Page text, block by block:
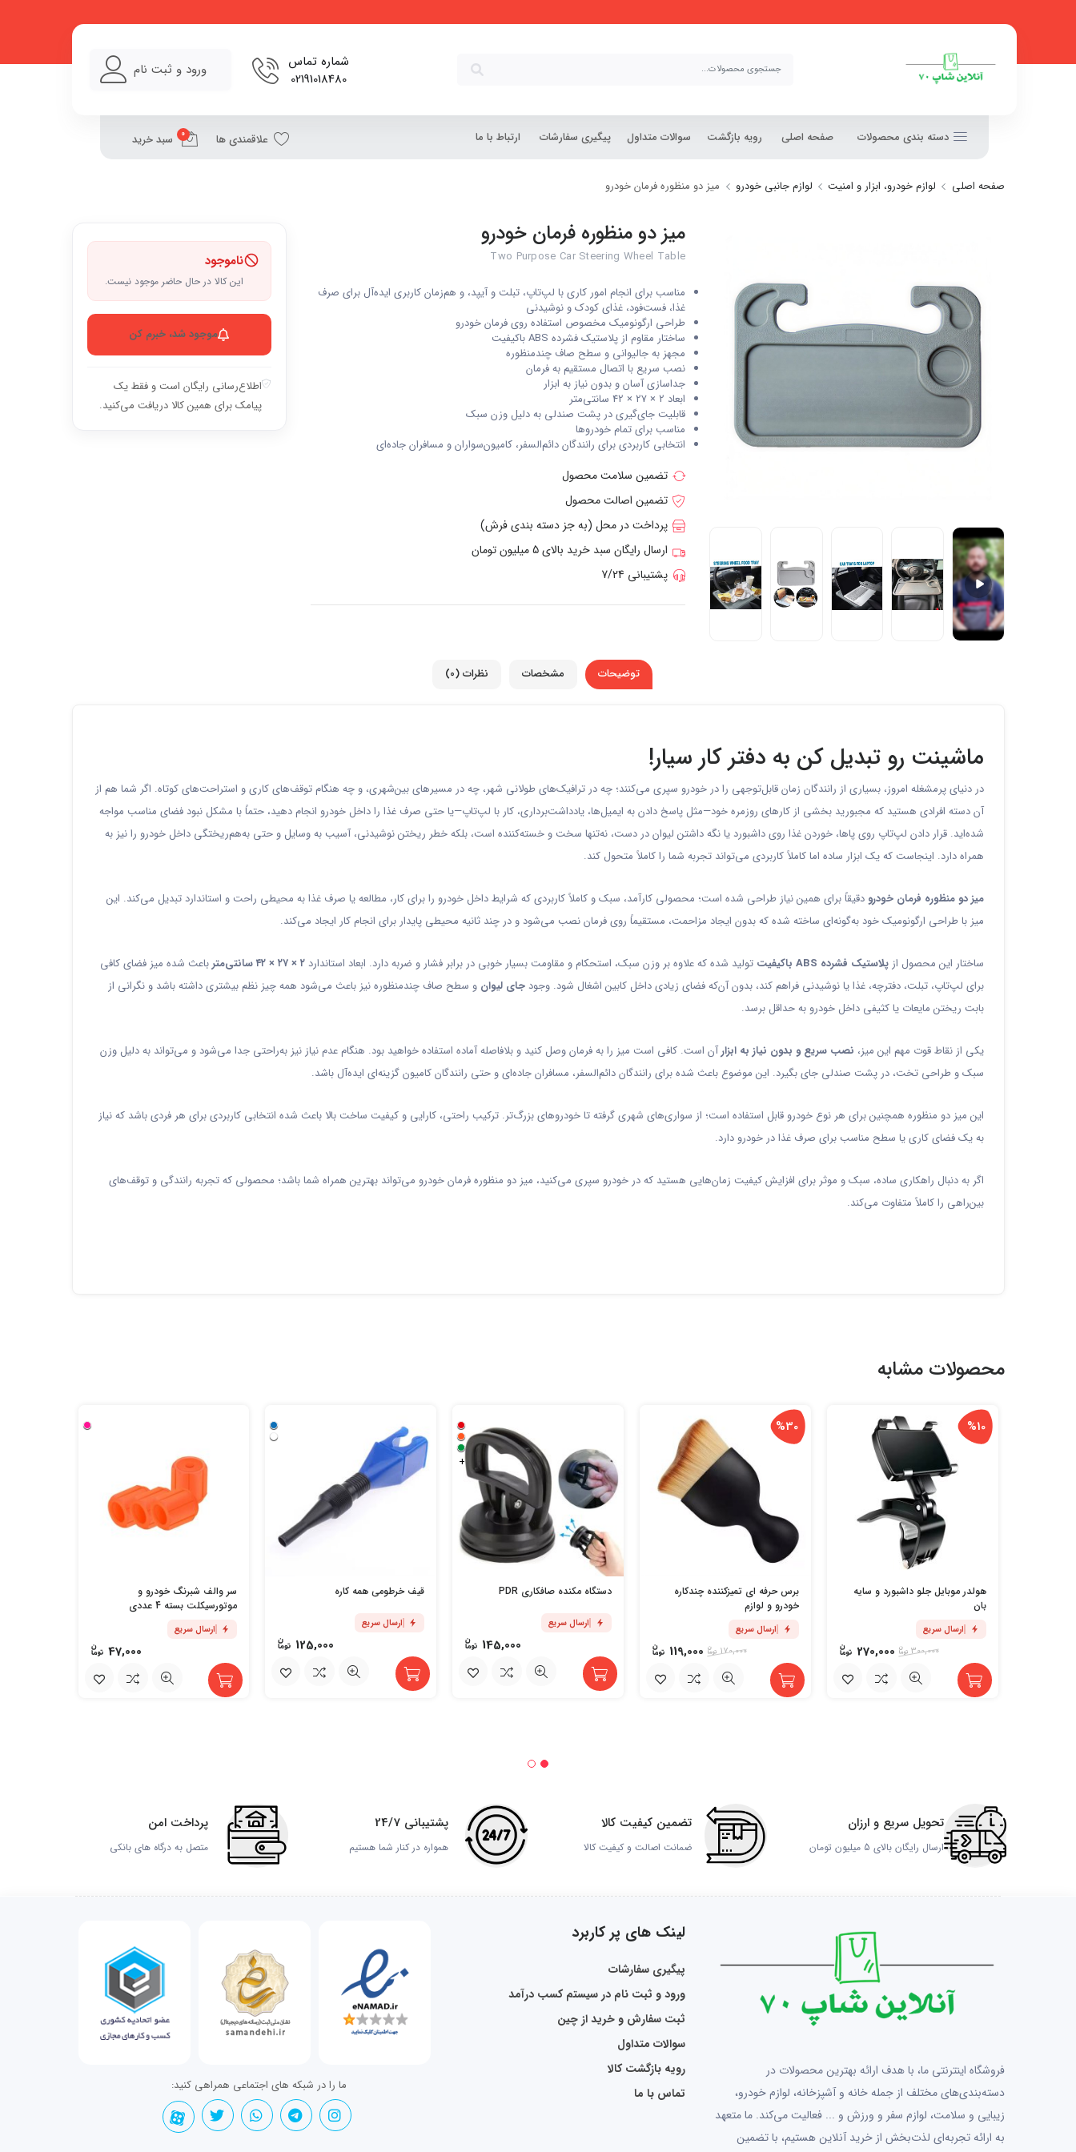
شماره تماس
02191018480
ورود و ثبت نام
دسته بندی محصولات صفحه اصلی رویه بازگشت سوالات متداول پیگیری سفارشات ارتباط با ما علاقمندی ها 0 سبد خرید
صفحه اصلی لوازم خودرو، ابزار و امنیت لوازم جانبی خودرو میز دو منظوره فرمان خودرو
میز دو منظوره فرمان خودرو
Two Purpose Car Steering Wheel Table
مناسب برای انجام امور کاری با لپ‌تاپ، تبلت و آیپد، و هم‌زمان کاربری ایده‌آل برای صرف
غذا، فست‌فود، غذای کودک و نوشیدنی
طراحی ارگونومیک مخصوص استفاده روی فرمان خودرو
ساختار مقاوم از پلاستیک فشرده ABS باکیفیت
مجهز به جالیوانی و سطح صاف چندمنظوره
نصب سریع با اتصال مستقیم به فرمان
جداسازی آسان و بدون نیاز به ابزار
ابعاد 2 × 27 × 42 سانتی‌متر
قابلیت جای‌گیری در پشت صندلی به دلیل وزن سبک
مناسب برای تمام خودروها
انتخابی کاربردی برای رانندگان دائم‌السفر، کامیون‌سواران و مسافران جاده‌ای
تضمین سلامت محصول
تضمین اصالت محصول
پرداخت در محل (به جز دسته بندی فرش)
ارسال رایگان سبد خرید بالای 5 میلیون تومان
پشتیبانی 7/24
ناموجود
این کالا در حال حاضر موجود نیست.
موجود شد، خبرم کن
اطلاع‌رسانی رایگان است و فقط یک
پیامک برای همین کالا دریافت می‌کنید.
توضیحات مشخصات نظرات (0)
ماشینت رو تبدیل کن به دفتر کار سیار!
در دنیای پرمشغله امروز، بسیاری از رانندگان زمان قابل‌توجهی را در خودرو سپری می‌کنند؛ چه در ترافیک‌های طولانی شهر، چه در مسیرهای بین‌شهری، و چه هنگام توقف‌های کاری و استراحت‌های کوتاه. اگر شما هم از
آن دسته افرادی هستید که مجبورید بخشی از کارهای روزمره خود—مثل پاسخ دادن به ایمیل‌ها، یادداشت‌برداری، کار با لپ‌تاپ—یا حتی صرف غذا را داخل خودرو انجام دهید، حتماً با مشکل نبود فضای مناسب مواجه
شده‌اید. قرار دادن لپ‌تاپ روی پاها، خوردن غذا روی داشبورد یا نگه داشتن لیوان در دست، نه‌تنها سخت و خسته‌کننده است، بلکه خطر ریختن نوشیدنی، آسیب به وسایل و حتی به‌هم‌ریختگی داخل خودرو را نیز به
همراه دارد. اینجاست که یک ابزار ساده اما کاملاً کاربردی می‌تواند تجربه شما را کاملاً متحول کند.
میز دو منظوره فرمان خودرودقیقاً برای همین نیاز طراحی شده است؛ محصولی کارآمد، سبک و کاملاً کاربردی که شرایط داخل خودرو را برای کار، مطالعه یا صرف غذا به محیطی راحت و استاندارد تبدیل می‌کند. این
میز با طراحی ارگونومیک خود به‌گونه‌ای ساخته شده که بدون ایجاد مزاحمت، مستقیماً روی فرمان نصب می‌شود و در چند ثانیه محیطی پایدار برای انجام کار ایجاد می‌کند.
ساختار این محصول ازپلاستیک فشرده ABS باکیفیت تولید شده که علاوه بر وزن سبک، استحکام و مقاومت بسیار خوبی در برابر فشار و ضربه دارد. ابعاد استاندارد۲ × ۲۷ × ۴۲ سانتی‌متر
باعث شده میز فضای کافی
برای لپ‌تاپ، تبلت، دفترچه، غذا یا نوشیدنی فراهم کند، بدون آن‌که فضای زیادی داخل کابین اشغال شود. وجودجای لیوان و سطح صاف چندمنظوره نیز باعث می‌شود همه چیز نظم بیشتری داشته باشد و نگرانی از
بابت ریختن مایعات یا کثیفی داخل خودرو به حداقل برسد.
یکی از نقاط قوت مهم این میز، نصب سریع و بدون نیاز به ابزارآن است. کافی است میز را به فرمان وصل کنید و بلافاصله آماده استفاده خواهید بود. هنگام عدم نیاز نیز به‌راحتی جدا می‌شود و می‌تواند به دلیل وزن
سبک و طراحی تخت، در پشت صندلی جای بگیرد. این موضوع باعث شده برای رانندگان دائم‌السفر، مسافران جاده‌ای و حتی رانندگان کامیون گزینه‌ای ایده‌آل باشد.
این میز دو منظوره همچنین برای هر نوع خودرو قابل استفاده است؛ از سواری‌های شهری گرفته تا خودروهای بزرگ‌تر. ترکیب راحتی، کارایی و کیفیت ساخت بالا باعث شده انتخابی کاربردی برای هر فردی باشد که نیاز
به یک فضای کاری یا سطح مناسب برای صرف غذا در خودرو دارد.
اگر به دنبال راهکاری ساده، سبک و موثر برای افزایش کیفیت زمان‌هایی هستید که در خودرو سپری می‌کنید، میز دو منظوره فرمان خودرو می‌تواند بهترین همراه شما باشد؛ محصولی که تجربه رانندگی و توقف‌های
بین‌راهی را کاملاً متفاوت می‌کند.
محصولات مشابه
%10
هولدر موبایل جلو داشبورد و سایه
بان
ارسال سریع
300,000
270,000
%30
برس حرفه ای تمیزکننده چندکاره
خودرو و لوازم
ارسال سریع
170,000
119,000
+
دستگاه مکنده صافکاری PDR
ارسال سریع
145,000
قیف خرطومی همه کاره
ارسال سریع
125,000
سر والف شبرنگ خودرو و
موتورسیکلت بسته 4 عددی
ارسال سریع
47,000
تحویل سریع و ارزان
ارسال رایگان بالای 5 میلیون تومان
تضمین کیفیت کالا
ضمانت اصالت و کیفیت کالا
پشتیبانی 24/7
همواره در کنار شما هستیم
پرداخت امن
متصل به درگاه های بانکی
فروشگاه اینترنتی ما، با هدف ارائه بهترین محصولات در
دسته‌بندی‌های مختلف از جمله خانه و آشپزخانه، لوازم خودرو،
زیبایی و سلامت، لوازم سفر و ورزش و ... فعالیت می‌کند. ما متعهد
به ارائه تجربه‌ای لذت‌بخش از خرید آنلاین هستیم، با تضمین
لینک های پر کاربرد
پیگیری سفارشات
ورود و ثبت نام در سیستم کسب درآمد
ثبت سفارش و خرید از چین
سوالات متداول
رویه بازگشت کالا
تماس با ما
ما را در شبکه های اجتماعی همراهی کنید: